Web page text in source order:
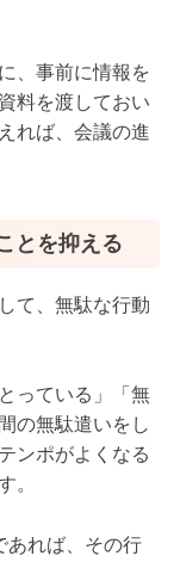
、事前に情報を
料を渡しておい
れば、会議の進
とを抑える
て、無駄な行動
っている」「無
の無駄遣いをし
ンポがよくなる
。
あれば、その行